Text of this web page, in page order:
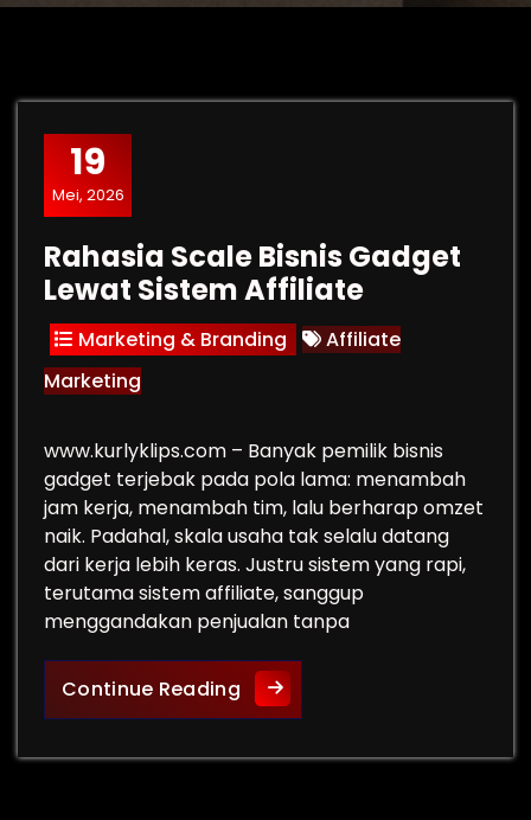
19
Mei, 2026
Rahasia Scale Bisnis Gadget
Lewat Sistem Affiliate
Marketing & Branding
Affiliate
Marketing
www.kurlyklips.com – Banyak pemilik bisnis
gadget terjebak pada pola lama: menambah
jam kerja, menambah tim, lalu berharap omzet
naik. Padahal, skala usaha tak selalu datang
dari kerja lebih keras. Justru sistem yang rapi,
terutama sistem affiliate, sanggup
menggandakan penjualan tanpa
Continue ReadingRahasia Scale Bisnis